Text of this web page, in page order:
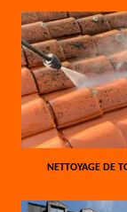
NETTOYAGE DE